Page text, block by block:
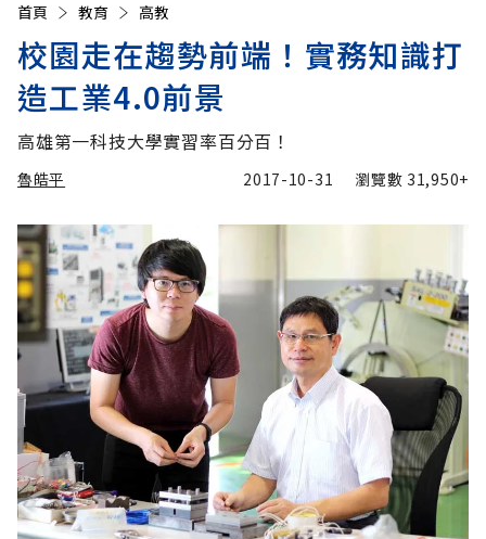
首頁 教育 高教
校園走在趨勢前端！實務知識打
造工業4.0前景
高雄第一科技大學實習率百分百！
魯皓平 2017-10-31 瀏覽數 31,950+